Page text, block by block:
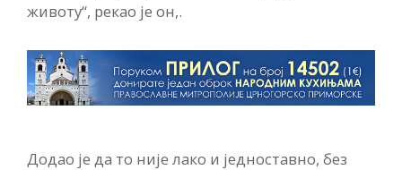
животу“, рекао је он,.
Додао је да то није лако и једноставно, без